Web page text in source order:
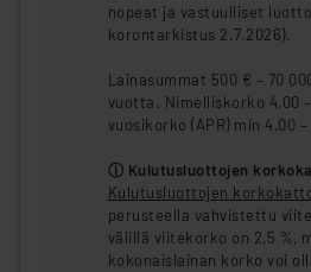
nopeat ja vastuulliset
korontarkistus 2.7.2026).
Lainasummat 500 € – 70
vuotta. Nimelliskorko 4,00 –
vuosikorko (APR) min 4,00
ⓘ Kulutusluottojen
Kulutusluottojen
perusteella vahvistettu
välillä viitekorko on 2,5 %,
kokonaislainan korko voi